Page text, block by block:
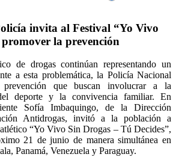
invita al Festival “Yo Vivo
la prevención
de drogas continúan representando un
a esta problemática, la Policía Nacional
prevención que buscan involucrar a la
deporte y la convivencia familiar. En
Sofía Imbaquingo, de la Dirección
Antidrogas, invitó a la población a
“Yo Vivo Sin Drogas – Tú Decides”,
21 de junio de manera simultánea en
Panamá, Venezuela y Paraguay.